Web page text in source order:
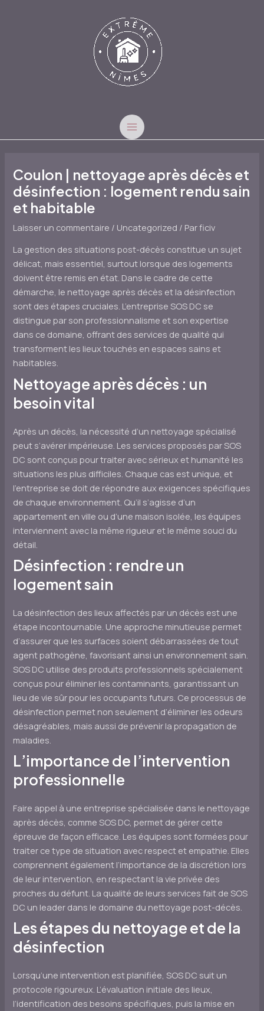
MAIN
Coulon | nettoyage après décès et
désinfection : logement rendu sain
et habitable
Laisser un commentaire / Uncategorized / Parficiv
La gestion des situations post-décès constitue un sujet
délicat, mais essentiel, surtout lorsque des logements
doivent être remis en état. Dans le cadre de cette
démarche, le nettoyage après décès et la désinfection
sont des étapes cruciales. L’entreprise SOS DC se
distingue par son professionnalisme et son expertise
dans ce domaine, offrant des services de qualité qui
transforment les lieux touchés en espaces sains et
habitables.
Nettoyage après décès : un
besoin vital
Après un décès, la nécessité d’un nettoyage spécialisé
peut s’avérer impérieuse. Les services proposés par SOS
DC sont conçus pour traiter avec sérieux et humanité les
situations les plus difficiles. Chaque cas est unique, et
l’entreprise se doit de répondre aux exigences spécifiques
de chaque environnement. Qu’il s’agisse d’un
appartement en ville ou d’une maison isolée, les équipes
interviennent avec la même rigueur et le même souci du
détail.
Désinfection : rendre un
logement sain
La désinfection des lieux affectés par un décès est une
étape incontournable. Une approche minutieuse permet
d’assurer que les surfaces soient débarrassées de tout
agent pathogène, favorisant ainsi un environnement sain.
SOS DC utilise des produits professionnels spécialement
conçus pour éliminer les contaminants, garantissant un
lieu de vie sûr pour les occupants futurs. Ce processus de
désinfection permet non seulement d’éliminer les odeurs
désagréables, mais aussi de prévenir la propagation de
maladies.
L’importance de l’intervention
professionnelle
Faire appel à une entreprise spécialisée dans le nettoyage
après décès, comme SOS DC, permet de gérer cette
épreuve de façon efficace. Les équipes sont formées pour
traiter ce type de situation avec respect et empathie. Elles
comprennent également l’importance de la discrétion lors
de leur intervention, en respectant la vie privée des
proches du défunt. La qualité de leurs services fait de SOS
DC un leader dans le domaine du nettoyage post-décès.
Les étapes du nettoyage et de la
désinfection
Lorsqu’une intervention est planifiée, SOS DC suit un
protocole rigoureux. L’évaluation initiale des lieux,
l’identification des besoins spécifiques, puis la mise en